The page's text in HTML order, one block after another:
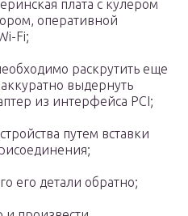
плата с кулером
оперативной
Fi;
раскрутить еще
выдернуть
из интерфейса PCI;
путем вставки
его детали обратно;